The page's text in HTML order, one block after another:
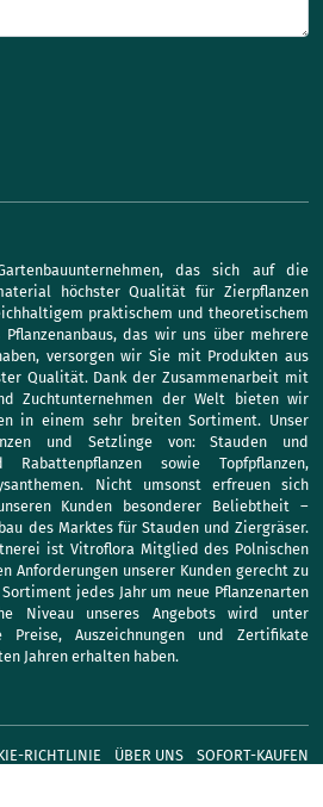
das sich auf die
höchster Qualität für Zierpflanzen
praktischem und theoretischem
das wir uns über mehrere
versorgen wir Sie mit Produkten aus
Qualität. Dank der Zusammenarbeit mit
Zuchtunternehmen der Welt bieten wir
in einem sehr breiten Sortiment. Unser
und Setzlinge von: Stauden und
sowie Topfpflanzen,
Nicht umsonst erfreuen sich
Kunden besonderer Beliebtheit –
des Marktes für Stauden und Ziergräser.
ist Vitroflora Mitglied des Polnischen
Anforderungen unserer Kunden gerecht zu
jedes Jahr um neue Pflanzenarten
Niveau unseres Angebots wird unter
Preise, Auszeichnungen und Zertifikate
Jahren erhalten haben.
RICHTLINIE ÜBER UNS
SOFORT-KAUFEN